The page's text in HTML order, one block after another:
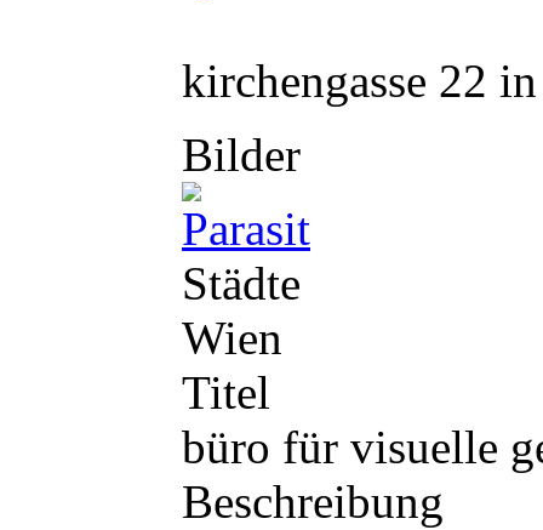
kirchengasse 22
Bilder
Städte
Wien
Titel
büro für visuelle
Beschreibung